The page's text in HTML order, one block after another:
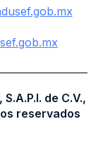
de C.V.,
reservados